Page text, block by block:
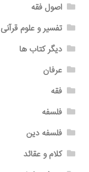
اصول فقه
تفسیر و علوم قرآنی
دیگر کتاب ها
عرفان
فقه
فلسفه
فلسفه دین
کلام و عقائد